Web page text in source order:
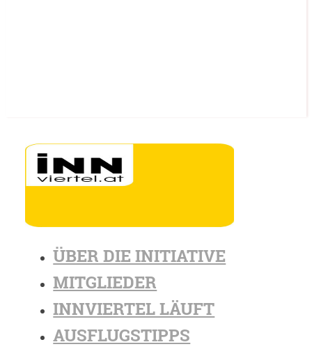
ÜBER DIE INITIATIVE
MITGLIEDER
INNVIERTEL LÄUFT
AUSFLUGSTIPPS